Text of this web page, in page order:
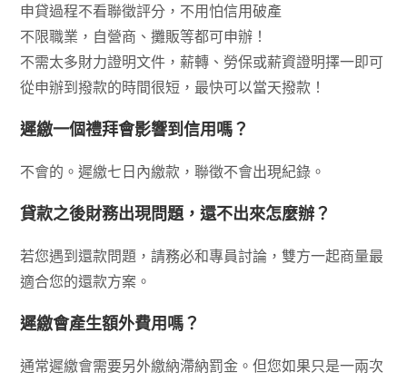
申貸過程不看聯徵評分，不用怕信用破產
不限職業，自營商、攤販等都可申辦！
不需太多財力證明文件，薪轉、勞保或薪資證明擇一即可
從申辦到撥款的時間很短，最快可以當天撥款！
遲繳一個禮拜會影響到信用嗎？
不會的。遲繳七日內繳款，聯徵不會出現紀錄。
貸款之後財務出現問題，還不出來怎麼辦？
若您遇到還款問題，請務必和專員討論，雙方一起商量最
適合您的還款方案。
遲繳會產生額外費用嗎？
通常遲繳會需要另外繳納滯納罰金。但您如果只是一兩次